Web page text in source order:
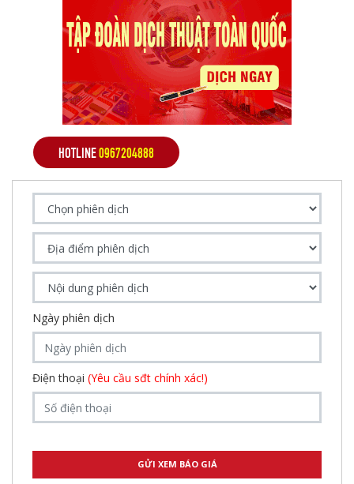
HOTLINE0967204888
Ngày phiên dịch
Điện thoại (Yêu cầu sđt chính xác!)